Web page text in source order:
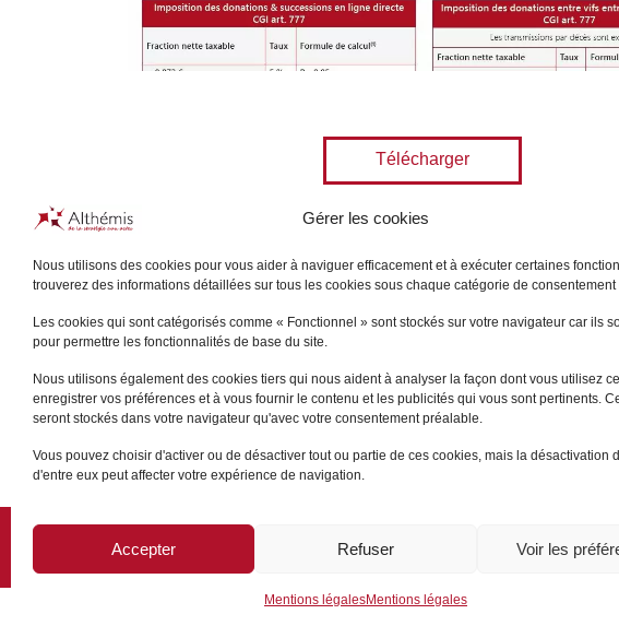
Gérer les cookies
Nous utilisons des cookies pour vous aider à naviguer efficacement et à exécuter certaines
trouverez des informations détaillées sur tous les cookies sous chaque catégorie de
Les cookies qui sont catégorisés comme « Fonctionnel » sont stockés sur votre navigateur car ils
pour permettre les fonctionnalités de base du site.
Nous utilisons également des cookies tiers qui nous aident à analyser la façon dont vous utilisez
enregistrer vos préférences et à vous fournir le contenu et les publicités qui vous sont pertinents.
seront stockés dans votre navigateur qu'avec votre consentement préalable.
Vous pouvez choisir d'activer ou de désactiver tout ou partie de ces cookies, mais la désactivation
d'entre eux peut affecter votre expérience de navigation.
Accepter Refuser Voir les
Mentions légalesMentions légales
Télécharger
PLAN DU SITE / MENTIONS LÉGALES